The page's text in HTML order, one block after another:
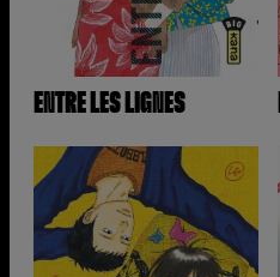
ENTRE LES LIGNES